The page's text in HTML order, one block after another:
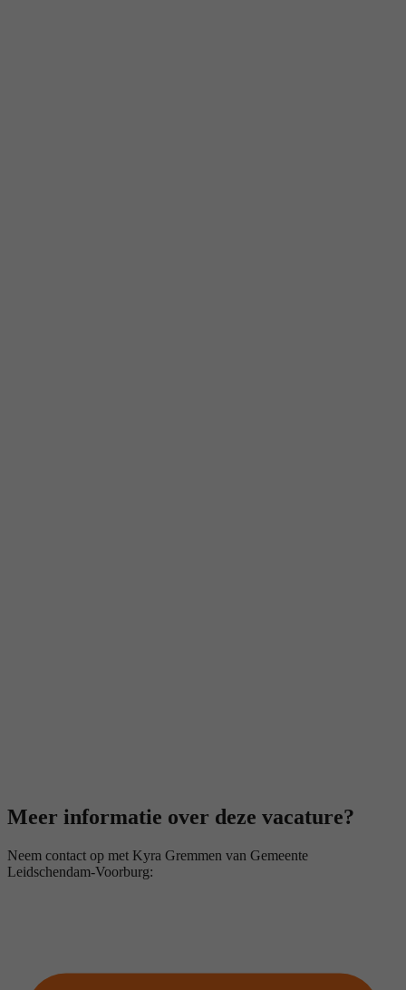
Meer informatie over deze vacature?
Neem contact op met Kyra Gremmen van Gemeente
Leidschendam-Voorburg: